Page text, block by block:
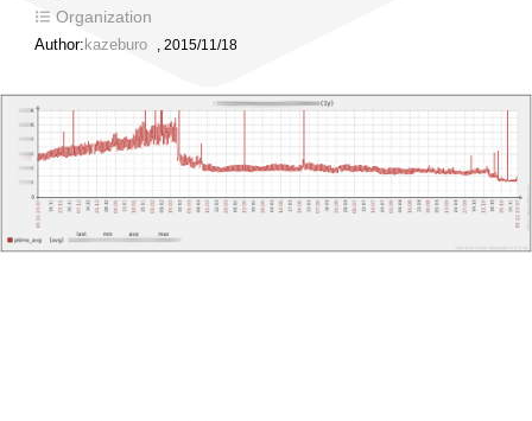
Organization
Author: kazeburo , 2015/11/18